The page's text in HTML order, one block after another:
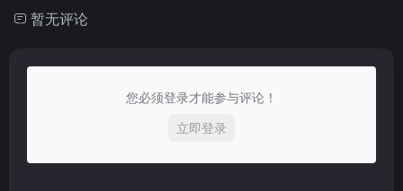
暂无评论
您必须登录才能参与评论！
立即登录